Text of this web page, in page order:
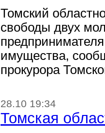
Томский
свободы двух
имущества,
прокурора
28.10 19:34
Томская